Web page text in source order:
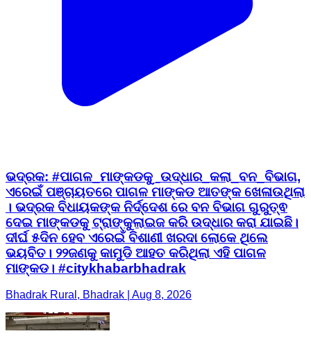
ଭଦ୍ରକ: #ପାଗଳ_ମାଙ୍କଡକୁ_ଉଦ୍ଧାର_କଲା_ବନ_ବିଭାଗ,
ଏରେଇଁ ପଞ୍ଚାୟତରେ ପାଗଳ ମାଙ୍କଡ ଆତଙ୍କ ଖେଳାଉଥିଲା
। ଭଦ୍ରକ ବିଧାୟକଙ୍କ ନିର୍ଦ୍ଦେଶ ରେ ବନ ବିଭାଗ ଗୁରୁତ୍ଵ
ଦେଇ ମାଙ୍କଡକୁ ଟ୍ରାଙ୍କୁଲାଇଜ କରି ଉଦ୍ଧାର କରା ଯାଇଛି।
ଦୀର୍ଘ ୫ଦିନ ହେବ ଏରେଇଁ ବିଶାଣୀ ଖରଦା ଲୋକେ ଥିଲେ
ଭୟବିତ। ୨୨ଜଣକୁ କାମୁଡି ଆହତ କରିଥିଲା ଏହି ପାଗଳ
ମାଙ୍କଡ। #citykhabarbhadrak
Bhadrak Rural, Bhadrak | Aug 8, 2026